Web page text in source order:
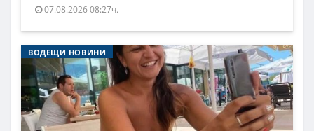
07.08.2026 08:27ч.
ВОДЕЩИ НОВИНИ